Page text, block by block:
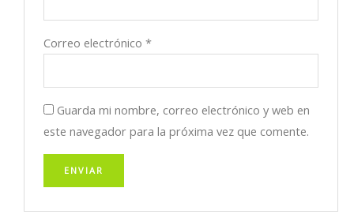
Correo electrónico*
Guarda mi nombre, correo electrónico y web en
este navegador para la próxima vez que comente.